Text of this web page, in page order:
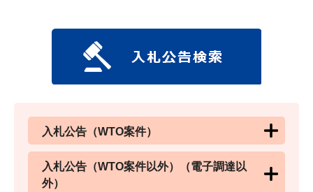
入札公告（WTO案件）
入札公告（WTO案件以外）（電子調達以
外）